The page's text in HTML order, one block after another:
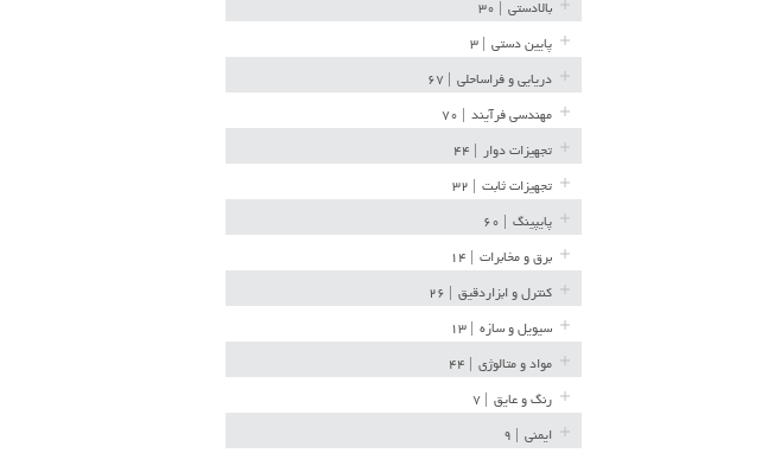
بالادستی
پایین دستی
دریایی و فراساحلی
مهندسی فرآیند
تجهیزات دوار
تجهیزات ثابت
پایپینگ
برق و مخابرات
کنترل و ابزاردقیق
سیویل و سازه
مواد و متالوژی
رنگ و عایق
ایمنی